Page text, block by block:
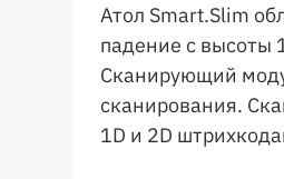
Атол Smart.Slim
падение с высоты
Сканирующий
сканирования.
1D и 2D